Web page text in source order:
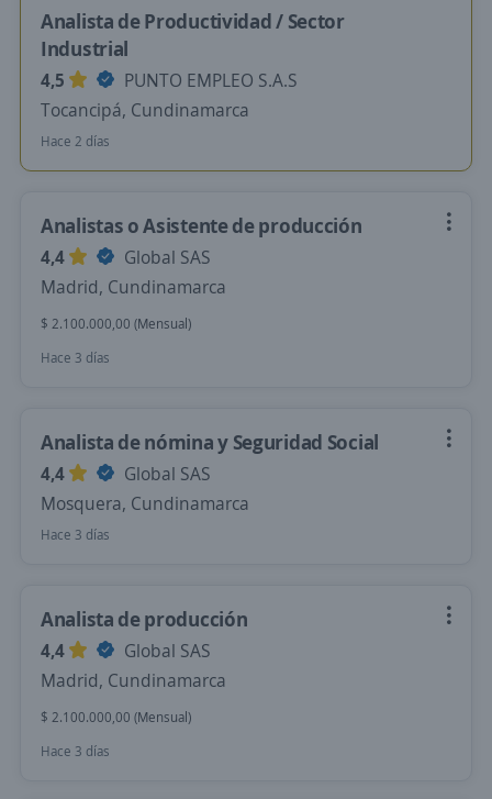
Analista de Productividad / Sector
Industrial
4,5
PUNTO EMPLEO S.A.S
Tocancipá, Cundinamarca
Hace 2 días
Analistas o Asistente de producción
4,4
Global SAS
Madrid, Cundinamarca
$ 2.100.000,00 (Mensual)
Hace 3 días
Analista de nómina y Seguridad Social
4,4
Global SAS
Mosquera, Cundinamarca
Hace 3 días
Analista de producción
4,4
Global SAS
Madrid, Cundinamarca
$ 2.100.000,00 (Mensual)
Hace 3 días